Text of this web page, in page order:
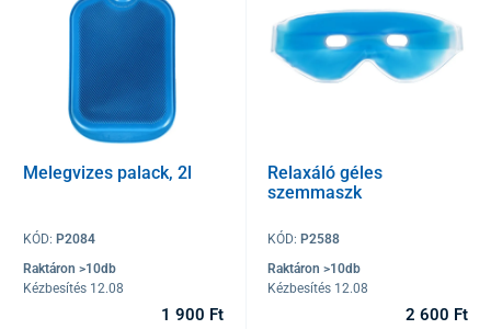
Melegvizes palack, 2l
KÓD: P2084
Raktáron >10db
Kézbesítés 12.08
1 900 Ft
Relaxáló géles
szemmaszk
KÓD:P2588
Raktáron >10db
Kézbesítés 12.08
2 600 Ft